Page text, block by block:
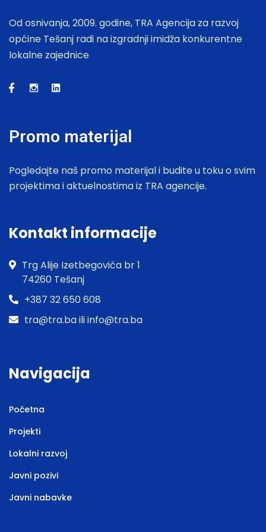
Od osnivanja, 2009. godine, TRA Agencija za razvoj
općine Tešanj radi na izgradnji imidža konkurentne
lokalne zajednice
Promo materijal
Pogledajte naš promo materijal i budite u toku o svim
projektima i aktuelnostima iz TRA agencije.
Kontakt informacije
Trg Alije Izetbegovića br 1
74260 Tešanj
+387 32 650 608
tra@tra.ba ili info@tra.ba
Navigacija
Početna
Projekti
Lokalni razvoj
Javni pozivi
Javni nabavke